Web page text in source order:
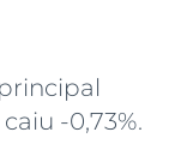
-0,73%.